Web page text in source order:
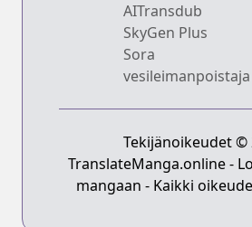
AITransdub
SkyGen Plus
Sora
vesileimanpoistaja
Tekijänoikeudet ©
TranslateManga.online -
mangaan - Kaikki